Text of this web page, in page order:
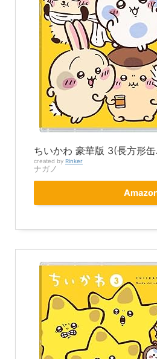
ちいかわ 豪華版 3(長方形
created by Rinker
ナガノ